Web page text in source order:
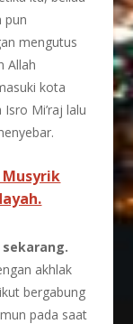
pun
mengutus
Allah
kota
Mi’raj lalu
Musyrik
akhlak
bergabung
pada saat